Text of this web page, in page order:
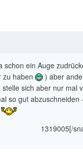
schon ein Auge
zu haben
) aber
sich aber nur mal
so gut abzuschneiden
1319005[/